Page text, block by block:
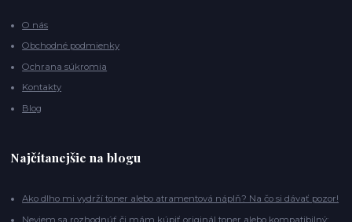
O nás
Obchodné podmienky
Ochrana súkromia
Kontakty
Blog
Najčítanejšie na blogu
Ako dlho mi vydrží toner alebo atramentová náplň? Na čo si dávať pozor!
Neviem sa rozhodnúť či mám kúpiť originál toner alebo kompatibilný: